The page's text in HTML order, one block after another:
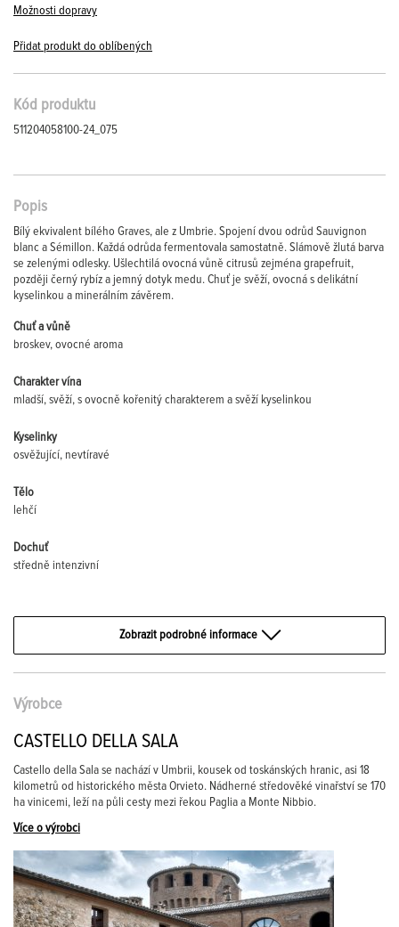
Možnosti dopravy
Přidat produkt do oblíbených
Kód produktu
511204058100-24_075
Popis
Bílý ekvivalent bílého Graves, ale z Umbrie. Spojení dvou odrůd Sauvignon
blanc a Sémillon. Každá odrůda fermentovala samostatně. Slámově žlutá barva
se zelenými odlesky. Ušlechtilá ovocná vůně citrusů zejména grapefruit,
později černý rybíz a jemný dotyk medu. Chuť je svěží, ovocná s delikátní
kyselinkou a minerálním závěrem.
Chuť a vůně
broskev, ovocné aroma
Charakter vína
mladší, svěží, s ovocně kořenitý charakterem a svěží kyselinkou
Kyselinky
osvěžující, nevtíravé
Tělo
lehčí
Dochuť
středně intenzivní
Zobrazit podrobné informace
Výrobce
CASTELLO DELLA SALA
Castello della Sala se nachází v Umbrii, kousek od toskánských hranic, asi 18
kilometrů od historického města Orvieto. Nádherné středověké vinařství se 170
ha vinicemi, leží na půli cesty mezi řekou Paglia a Monte Nibbio.
Více o výrobci